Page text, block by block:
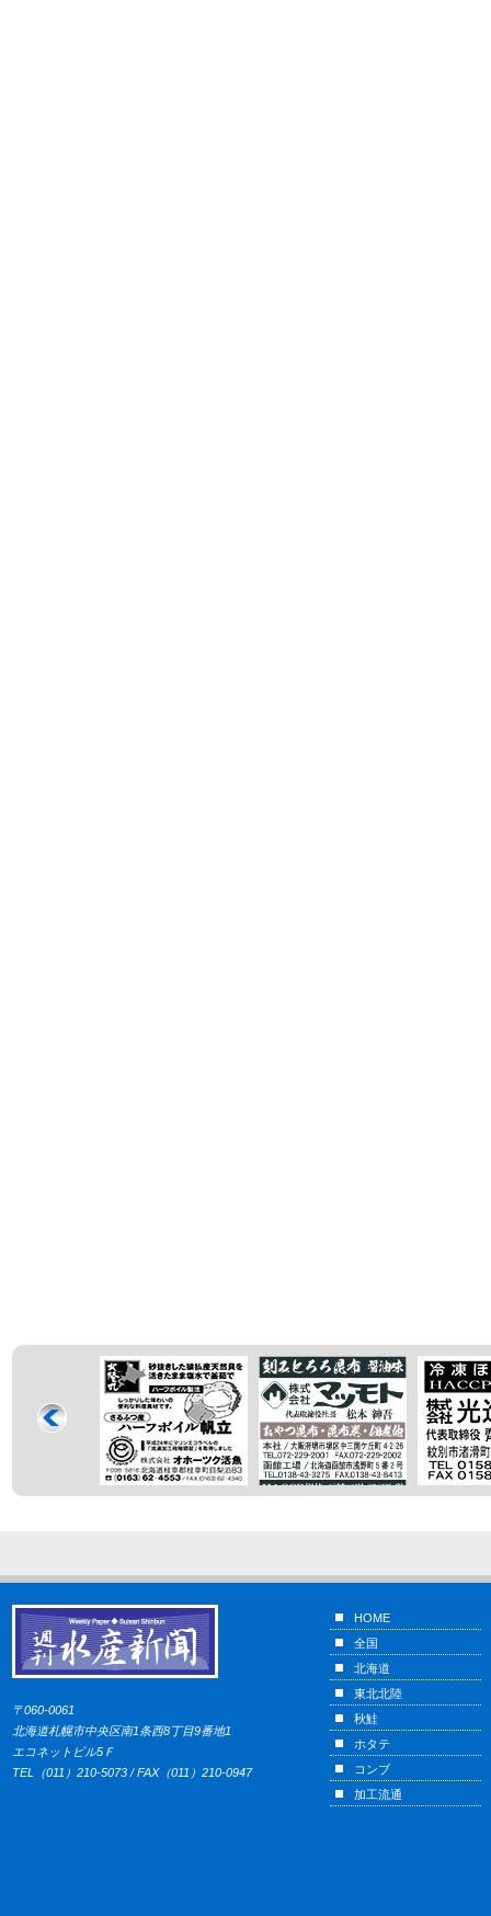
〒060-0061
北海道札幌市中央区南1条西8丁目9番地1
エコネットビル5Ｆ
TEL（011）210-5073 / FAX（011）210-0947
HOME
全国
北海道
東北北陸
秋鮭
ホタテ
コンブ
加工流通